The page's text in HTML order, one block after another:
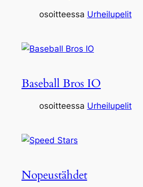
osoitteessa Urheilupelit
Baseball Bros IO
osoitteessa Urheilupelit
Nopeustähdet